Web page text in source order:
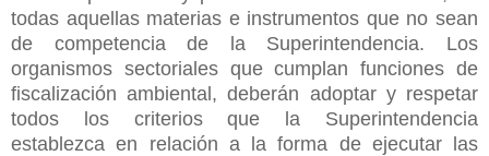
todas aquellas materias e instrumentos que no sean
de competencia de la Superintendencia. Los
organismos sectoriales que cumplan funciones de
fiscalización ambiental, deberán adoptar y respetar
todos los criterios que la Superintendencia
establezca en relación a la forma de ejecutar las